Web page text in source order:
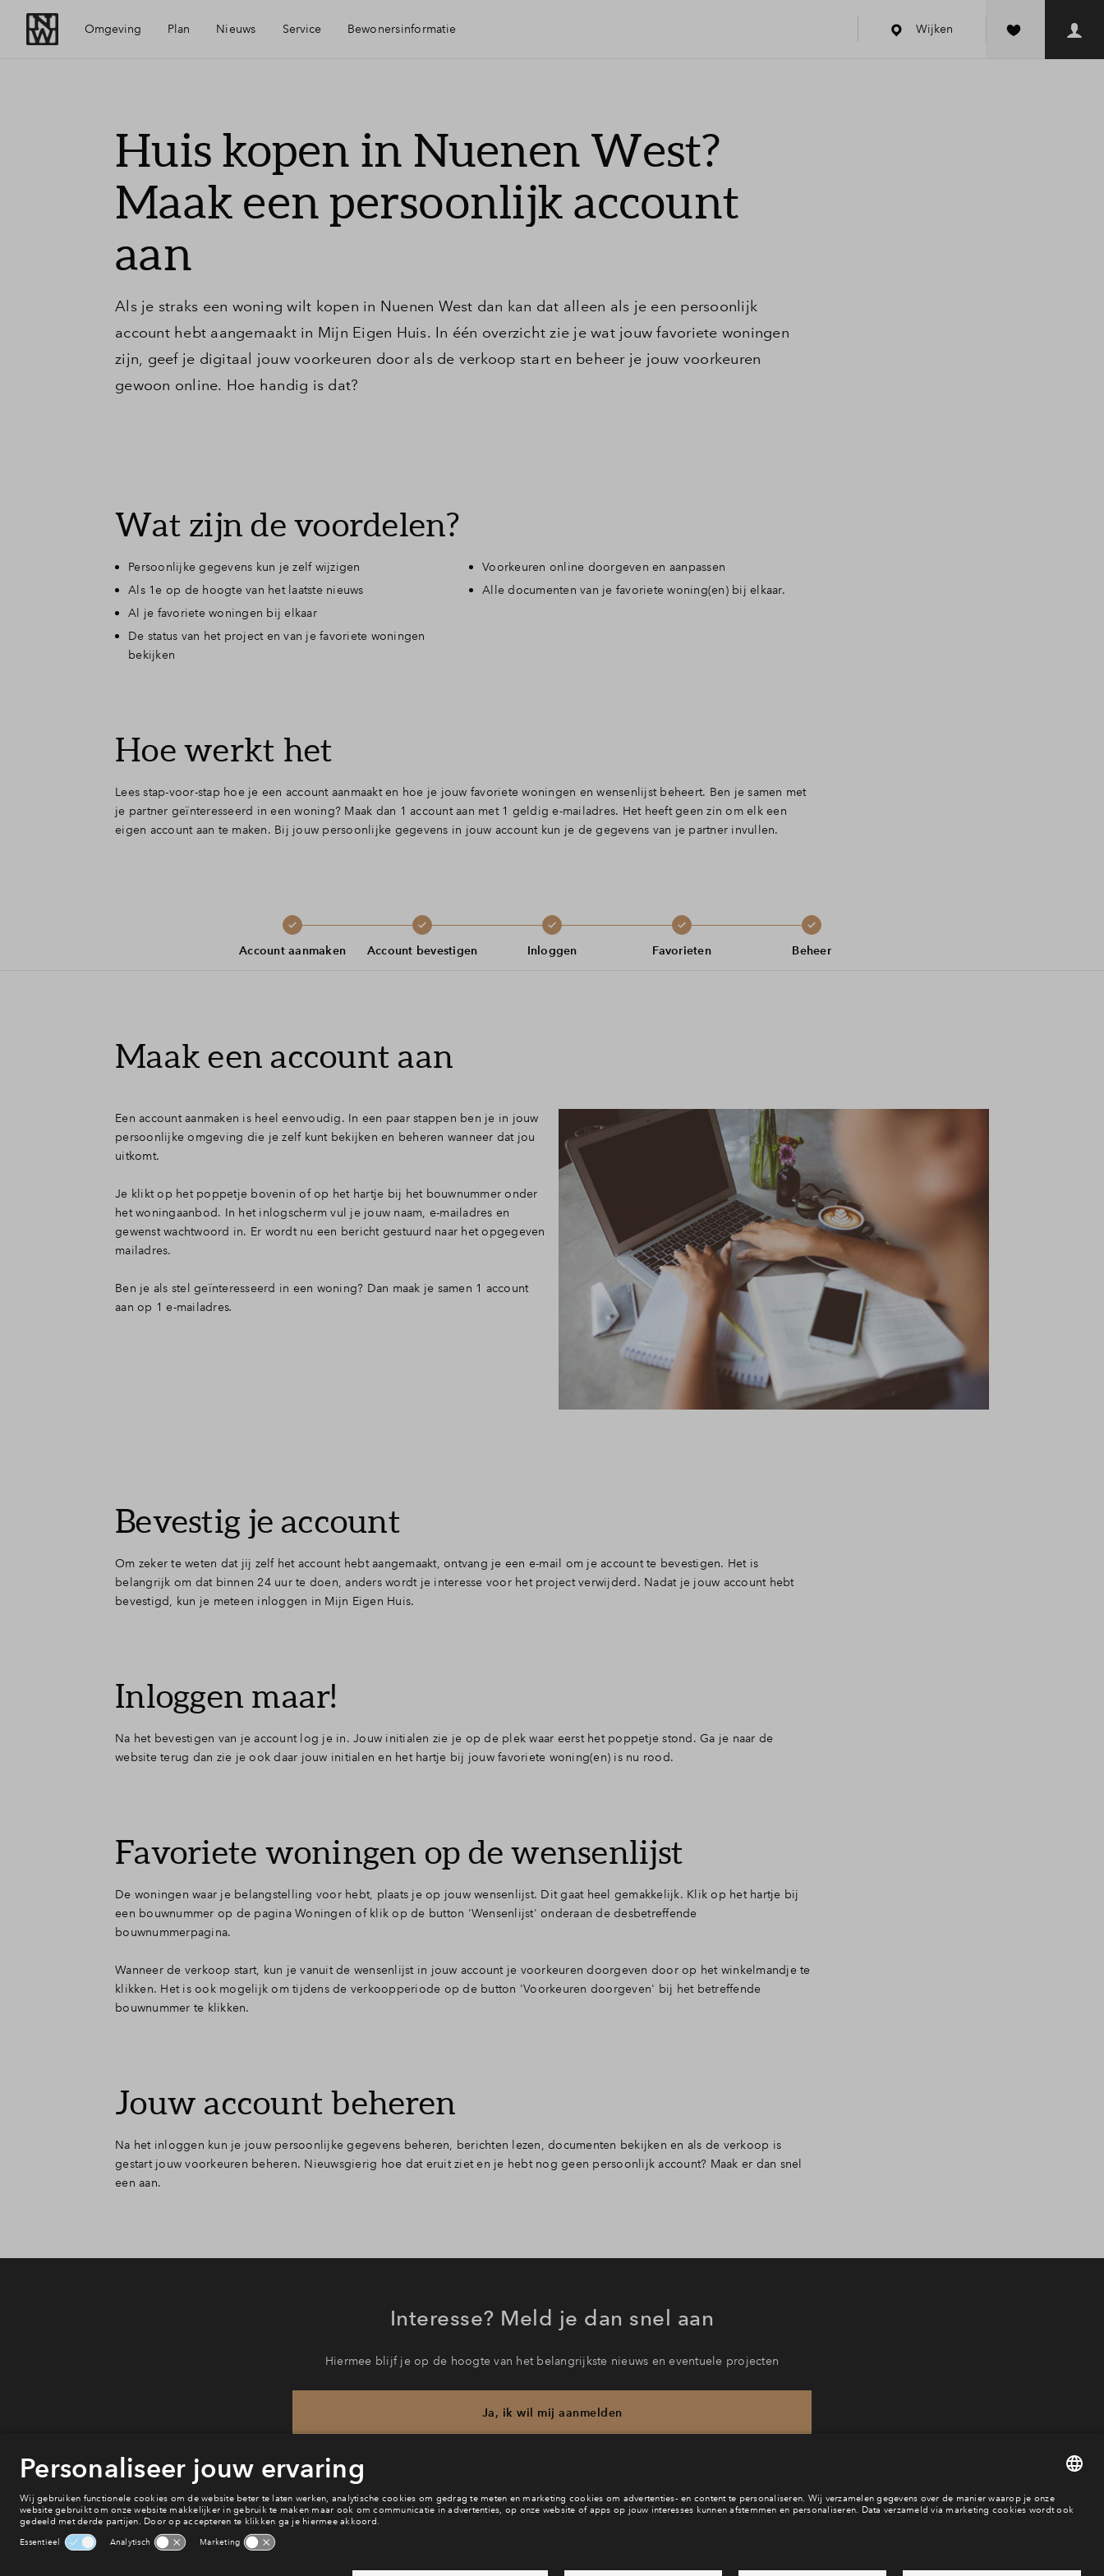
Omgeving Plan
Wijken
Planning
Nieuws Service
Financiele check
Financiering
Toewijzing
Bewonersinformatie Wijken
Huis kopen in Nuenen West?
Maak een persoonlijk account
aan
Als je straks een woning wilt kopen in Nuenen West dan kan dat alleen als je een persoonlijk
account hebt aangemaakt in Mijn Eigen Huis. In één overzicht zie je wat jouw favoriete woningen
zijn, geef je digitaal jouw voorkeuren door als de verkoop start en beheer je jouw voorkeuren
gewoon online. Hoe handig is dat?
Wat zijn de voordelen?
Persoonlijke gegevens kun je zelf wijzigen
Als 1e op de hoogte van het laatste nieuws
Al je favoriete woningen bij elkaar
De status van het project en van je favoriete woningen
bekijken
Voorkeuren online doorgeven en aanpassen
Alle documenten van je favoriete woning(en) bij elkaar.
Hoe werkt het
Lees stap-voor-stap hoe je een account aanmaakt en hoe je jouw favoriete woningen en wensenlijst beheert. Ben je samen met
je partner geïnteresseerd in een woning? Maak dan 1 account aan met 1 geldig e-mailadres. Het heeft geen zin om elk een
eigen account aan te maken. Bij jouw persoonlijke gegevens in jouw account kun je de gegevens van je partner invullen.
Account aanmaken Account bevestigen Inloggen Favorieten Beheer
Maak een account aan
Een account aanmaken is heel eenvoudig. In een paar stappen ben je in jouw
persoonlijke omgeving die je zelf kunt bekijken en beheren wanneer dat jou
uitkomt.
Je klikt op het poppetje bovenin of op het hartje bij het bouwnummer onder
het woningaanbod. In het inlogscherm vul je jouw naam, e-mailadres en
gewenst wachtwoord in. Er wordt nu een bericht gestuurd naar het opgegeven
mailadres.
Ben je als stel geïnteresseerd in een woning? Dan maak je samen 1 account
aan op 1 e-mailadres.
Bevestig je account
Om zeker te weten dat jij zelf het account hebt aangemaakt, ontvang je een e-mail om je account te bevestigen. Het is
belangrijk om dat binnen 24 uur te doen, anders wordt je interesse voor het project verwijderd. Nadat je jouw account hebt
bevestigd, kun je meteen inloggen in Mijn Eigen Huis.
Inloggen maar!
Na het bevestigen van je account log je in. Jouw initialen zie je op de plek waar eerst het poppetje stond. Ga je naar de
website terug dan zie je ook daar jouw initialen en het hartje bij jouw favoriete woning(en) is nu rood.
Favoriete woningen op de wensenlijst
De woningen waar je belangstelling voor hebt, plaats je op jouw wensenlijst. Dit gaat heel gemakkelijk. Klik op het hartje bij
een bouwnummer op de pagina Woningen of klik op de button 'Wensenlijst' onderaan de desbetreffende
bouwnummerpagina.
Wanneer de verkoop start, kun je vanuit de wensenlijst in jouw account je voorkeuren doorgeven door op het winkelmandje te
klikken. Het is ook mogelijk om tijdens de verkoopperiode op de button 'Voorkeuren doorgeven' bij het betreffende
bouwnummer te klikken.
Jouw account beheren
Na het inloggen kun je jouw persoonlijke gegevens beheren, berichten lezen, documenten bekijken en als de verkoop is
gestart jouw voorkeuren beheren. Nieuwsgierig hoe dat eruit ziet en je hebt nog geen persoonlijk account? Maak er dan snel
een aan.
Interesse? Meld je dan snel aan
Hiermee blijf je op de hoogte van het belangrijkste nieuws en eventuele projecten
Ja, ik wil mij aanmelden
Heb je een vraag en wil je direct antwoord? Bel ons op
6 dagen per week beschikbaar (behalve tijdens feestdagen)